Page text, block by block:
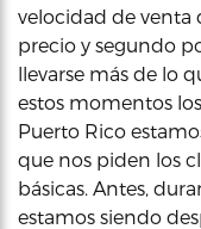
velocidad de venta
precio y segundo
llevarse más de lo
estos momentos
Puerto Rico
que nos piden los
básicas. Antes,
estamos siendo